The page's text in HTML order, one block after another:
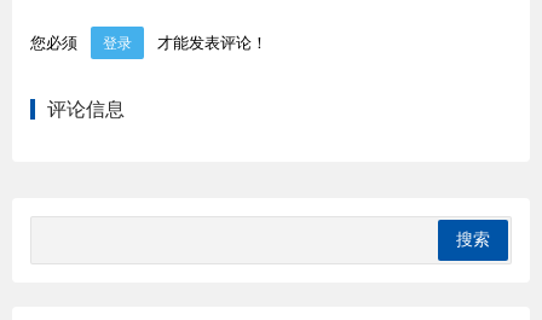
您必须 登录 才能发表评论！
评论信息